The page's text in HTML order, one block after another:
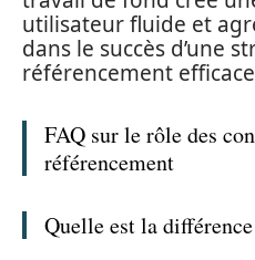
utilisateur fluide et
dans le succès d’une
référencement
FAQ sur le rôle des
référencement
Quelle est la